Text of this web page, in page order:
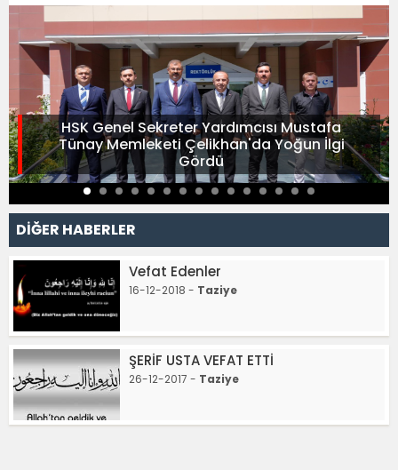
HSK Genel Sekreter Yardımcısı Mustafa
Tünay Memleketi Çelikhan'da Yoğun İlgi
Gördü
DİĞER HABERLER
Vefat Edenler
16-12-2018 - Taziye
ŞERİF USTA VEFAT ETTİ
26-12-2017 - Taziye